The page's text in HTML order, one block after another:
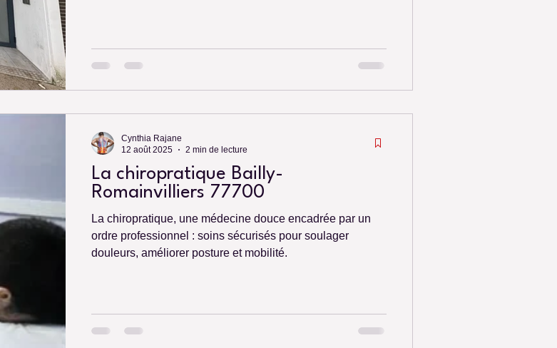
La chiropratique Bailly-
Romainvilliers 77700
La chiropratique, une médecine douce encadrée par un
ordre professionnel : soins sécurisés pour soulager
douleurs, améliorer posture et mobilité.
Cynthia Rajane
12 août 2025
2 min de lecture